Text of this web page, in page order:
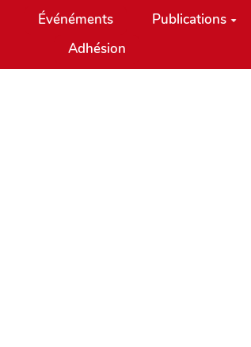
Événéments Publications
Adhésion